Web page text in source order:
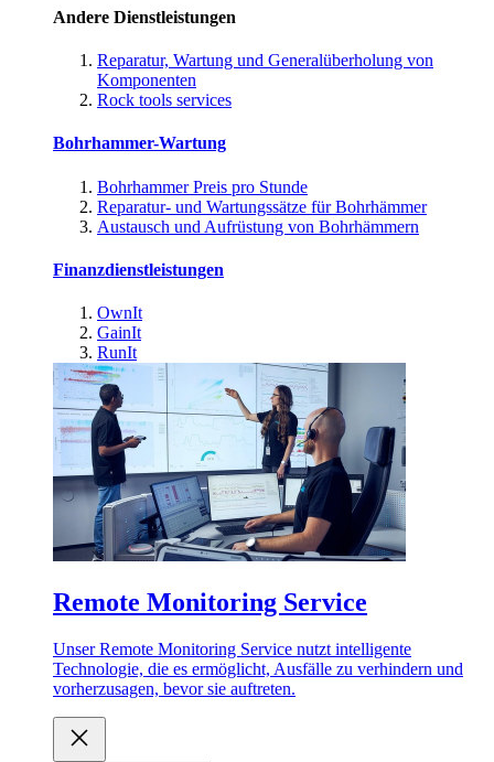
Andere Dienstleistungen
Reparatur, Wartung und Generalüberholung von
Komponenten
Rock tools services
Bohrhammer-Wartung
Bohrhammer Preis pro Stunde
Reparatur- und Wartungssätze für Bohrhämmer
Austausch und Aufrüstung von Bohrhämmern
Finanzdienstleistungen
OwnIt
GainIt
RunIt
Remote Monitoring Service
Unser Remote Monitoring Service nutzt intelligente
Technologie, die es ermöglicht, Ausfälle zu verhindern und
vorherzusagen, bevor sie auftreten.